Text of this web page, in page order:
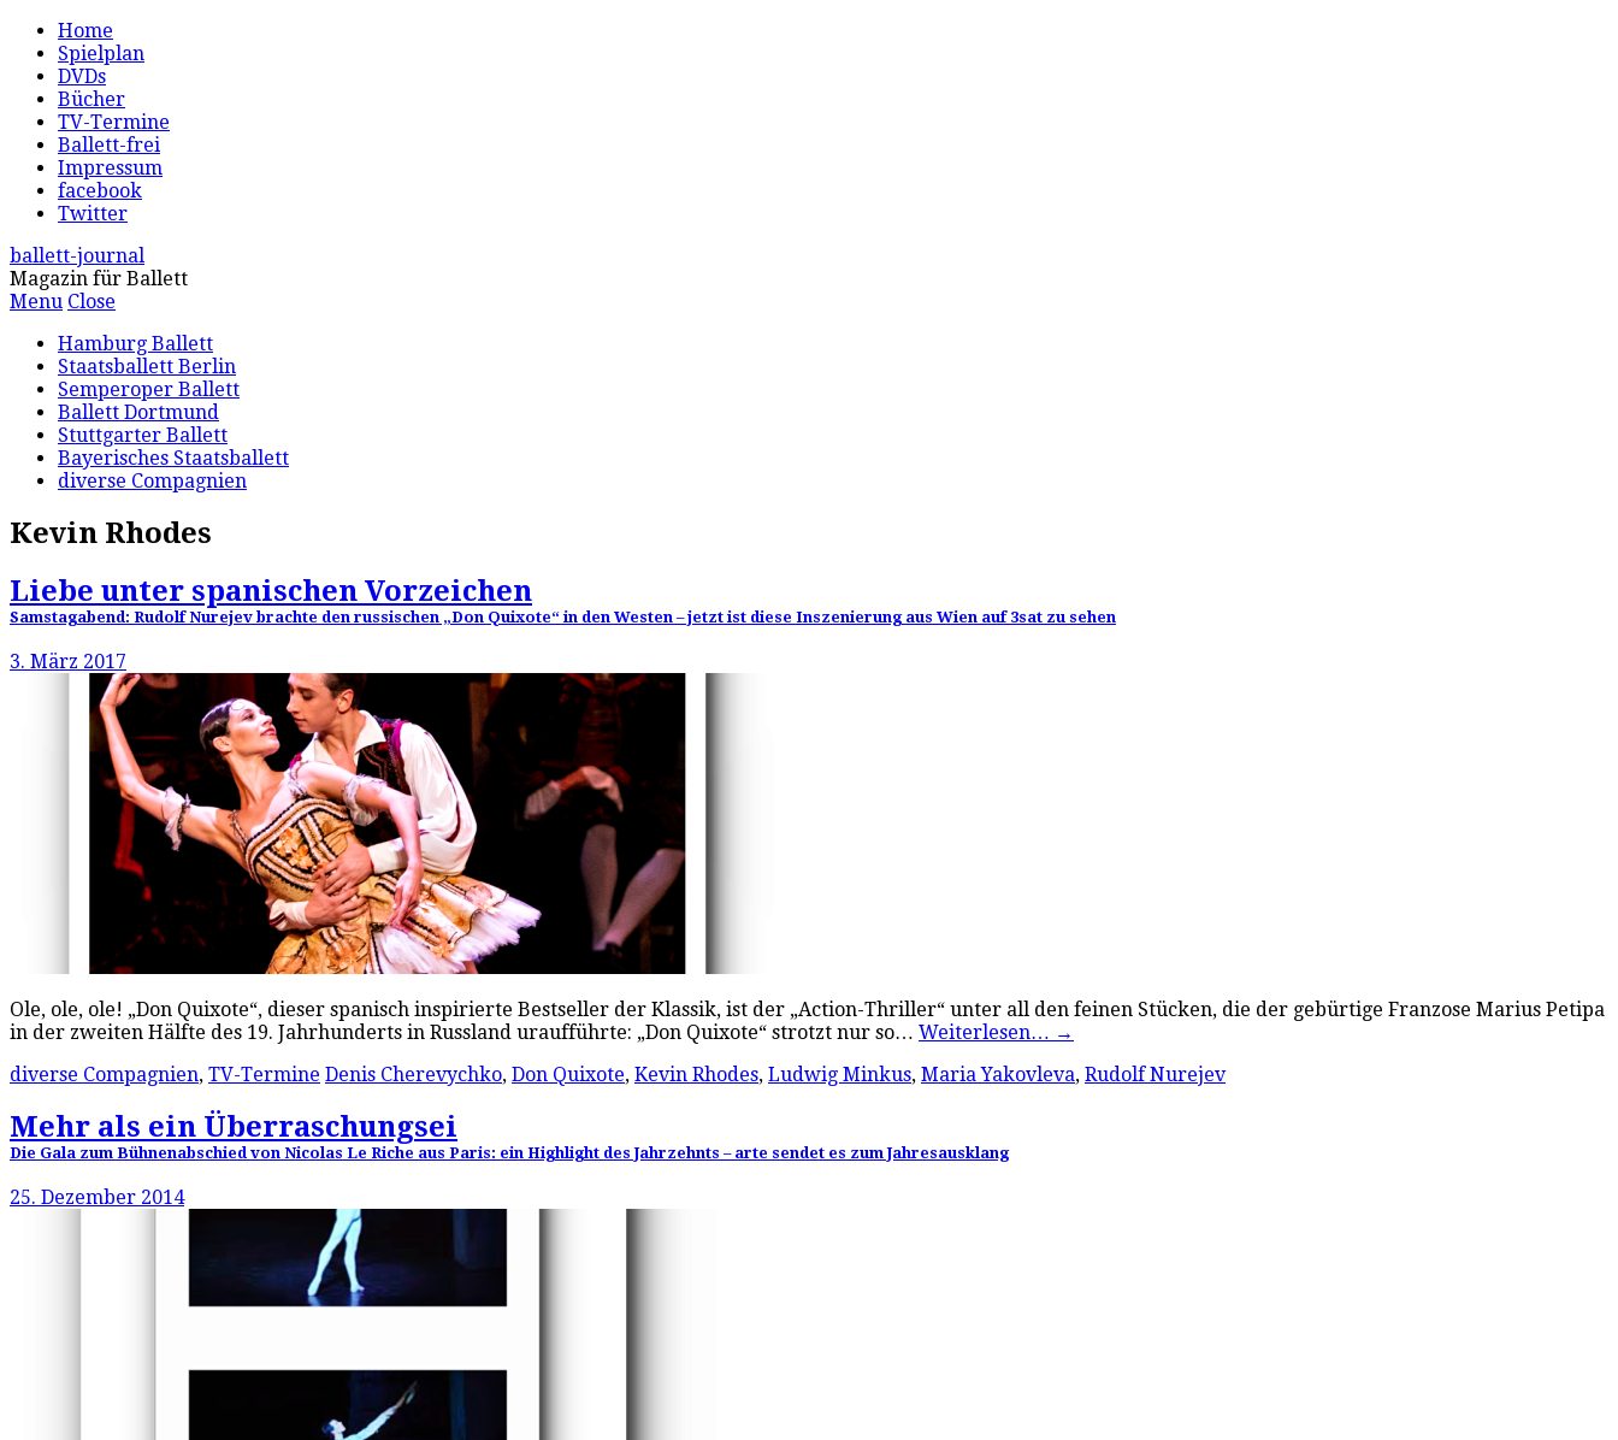
Home
Spielplan
DVDs
Bücher
TV-Termine
Ballett-frei
Impressum
facebook
Twitter
ballett-journal
Magazin für Ballett
Menu Close
Hamburg Ballett
Staatsballett Berlin
Semperoper Ballett
Ballett Dortmund
Stuttgarter Ballett
Bayerisches Staatsballett
diverse Compagnien
Kevin Rhodes
Liebe unter spanischen Vorzeichen
Samstagabend: Rudolf Nurejev brachte den russischen „Don Quixote“ in den Westen – jetzt ist diese Inszenierung aus Wien auf 3sat zu sehen
3. März 2017
Ole, ole, ole! „Don Quixote“, dieser spanisch inspirierte Bestseller der Klassik, ist der „Action-Thriller“ unter all den feinen Stücken, die der gebürtige Franzose Marius Petipa
in der zweiten Hälfte des 19. Jahrhunderts in Russland uraufführte: „Don Quixote“ strotzt nur so… Weiterlesen… →
diverse Compagnien, TV-Termine Denis Cherevychko, Don Quixote, Kevin Rhodes, Ludwig Minkus, Maria Yakovleva, Rudolf Nurejev
Mehr als ein Überraschungsei
Die Gala zum Bühnenabschied von Nicolas Le Riche aus Paris: ein Highlight des Jahrzehnts – arte sendet es zum Jahresausklang
25. Dezember 2014